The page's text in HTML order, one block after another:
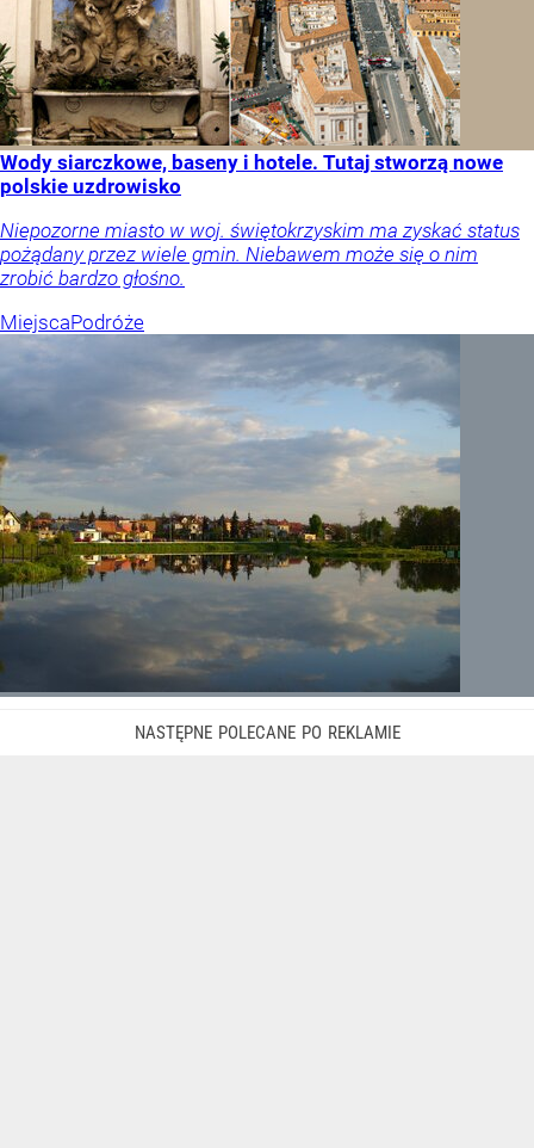
Wody siarczkowe, baseny i hotele. Tutaj stworzą nowe
polskie uzdrowisko
Niepozorne miasto w woj. świętokrzyskim ma zyskać status
pożądany przez wiele gmin. Niebawem może się o nim
zrobić bardzo głośno.
MiejscaPodróże